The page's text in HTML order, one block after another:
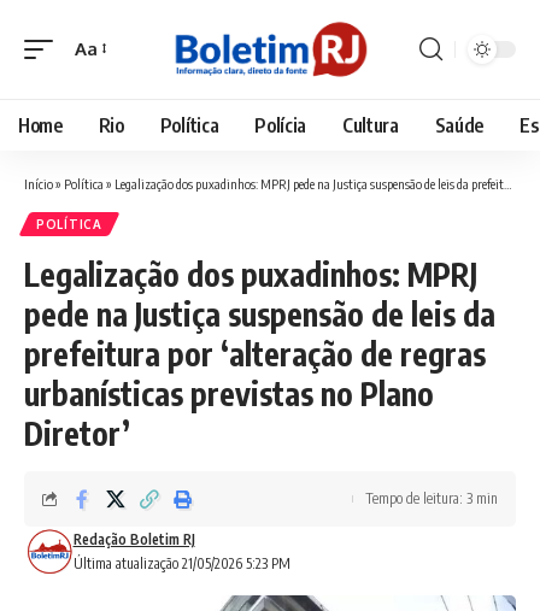
Font
Aa
Home Rio Política Polícia Cultura Saúde
Início» Política » Legalização dos puxadinhos: MPRJ pede na Justiça suspensão de leis da prefeitura por ‘alteração de regras urbanísticas previstas no Plano Diretor’
POLÍTICA
Legalização dos puxadinhos: MPRJ
pede na Justiça suspensão de leis da
prefeitura por ‘alteração de regras
urbanísticas previstas no Plano
Diretor’
Última atualização 21/05/2026 5:23 PM
Redação Boletim RJ
Tempo de leitura: 3 min